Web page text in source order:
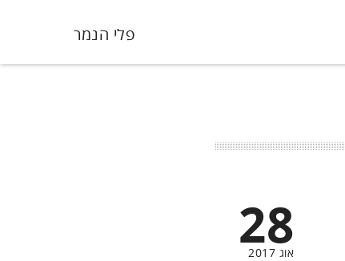
פלי הנמר
28
אוג 2017